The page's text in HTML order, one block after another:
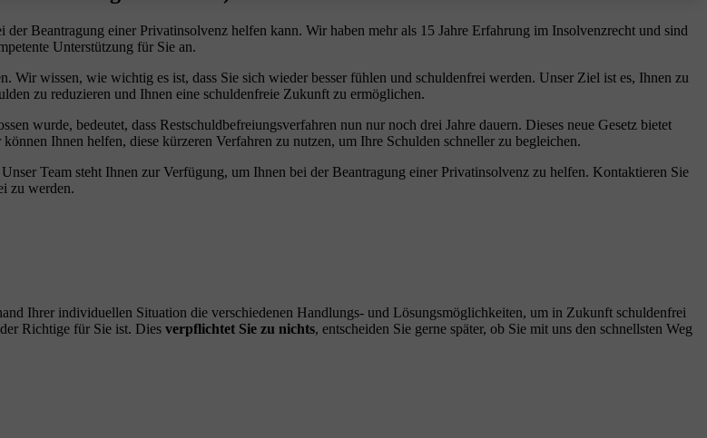
Beantragung einer Privatinsolvenz helfen kann. Wir haben mehr als 15 Jahre Erfahrung im Insolvenzrecht und sind
Unterstützung für Sie an.
Wir wissen, wie wichtig es ist, dass Sie sich wieder besser fühlen und schuldenfrei werden. Unser Ziel ist es, Ihnen zu
zu reduzieren und Ihnen eine schuldenfreie Zukunft zu ermöglichen.
wurde, bedeutet, dass Restschuldbefreiungsverfahren nun nur noch drei Jahre dauern. Dieses neue Gesetz bietet
Ihnen helfen, diese kürzeren Verfahren zu nutzen, um Ihre Schulden schneller zu begleichen.
Team steht Ihnen zur Verfügung, um Ihnen bei der Beantragung einer Privatinsolvenz zu helfen. Kontaktieren Sie
zu werden.
Ihrer individuellen Situation die verschiedenen Handlungs- und Lösungsmöglichkeiten, um in Zukunft schuldenfrei
Richtige für Sie ist. Dies verpflichtet Sie zu nichts, entscheiden Sie gerne später, ob Sie mit uns den schnellsten Weg